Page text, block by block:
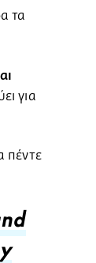
τα
για
πέντε